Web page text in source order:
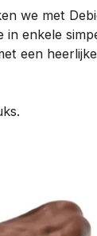
we met
in enkele
een